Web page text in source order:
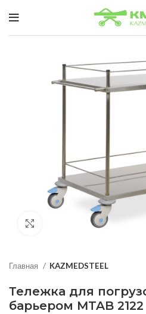
нажмите, чтобы увеличить
Главная KAZMEDSTEEL
Тележка для
барьером MTAB 2122